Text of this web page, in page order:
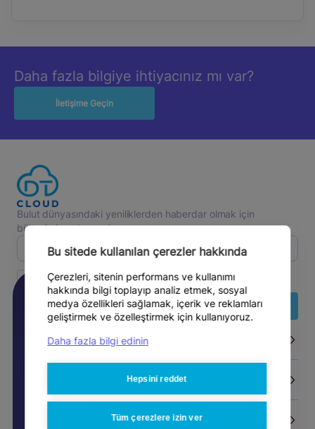
Daha fazla bilgiye ihtiyacınız mı var?
İletişime Geçin
Bulut dünyasındaki yeniliklerden haberdar olmak için
bültenimize abone olun.
Ticari email almayı kabul ediyorum.
Abone Ol
Ürünler
KOBİ’lerde Rekabetin
Adresi Bulut Oldu: DT...
Haberimiz Basında!
Haber
kesintisiz operasyon ihtiyacı, KOBİ’ler için bulut
altyapısını doğrudan rekabet gücünü etkileyen bir
Bu sitede kullanılan çerezler hakkında
Çerezleri, sitenin performans ve kullanımı
hakkında bilgi toplayıp analiz etmek, sosyal
medya özellikleri sağlamak, içerik ve reklamları
geliştirmek ve özelleştirmek için kullanıyoruz.
Daha fazla bilgi edinin
Hepsini reddet
Tüm çerezlere izin ver